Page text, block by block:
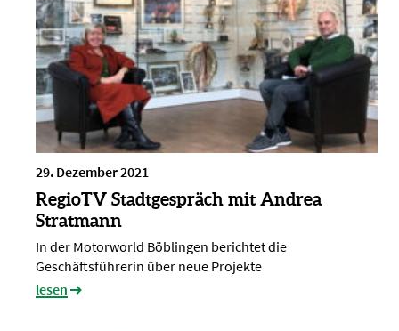
29. Dezember 2021
RegioTV Stadtgespräch mit Andrea
Stratmann
In der Motorworld Böblingen berichtet die
Geschäftsführerin über neue Projekte
lesen